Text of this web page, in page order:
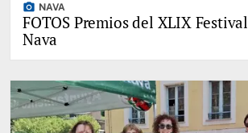
photo_camera NAVA
FOTOS Premios del XLIX
Nava